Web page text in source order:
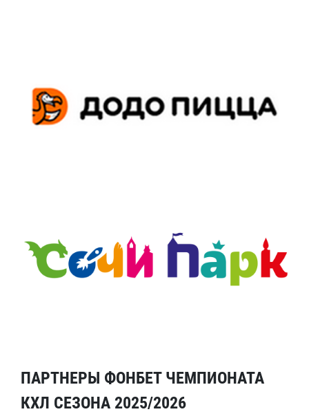
ПАРТНЕРЫ ФОНБЕТ ЧЕМПИОНАТА
КХЛ СЕЗОНА 2025/2026